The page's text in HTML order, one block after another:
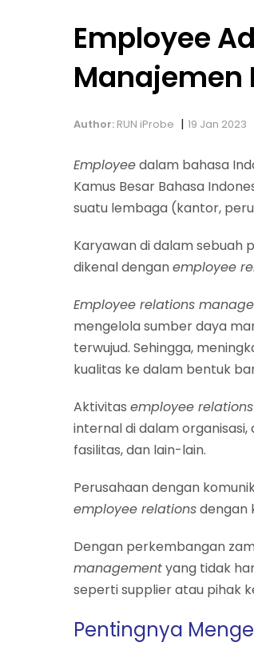
Employee
Manajemen
Author: RUN iProbe | 19 Jan 2023
Employeedalam bahasa
Kamus Besar Bahasa
suatu lembaga (kantor,
Karyawan di dalam sebuah
dikenal denganemployee
Employee relations
mengelola sumber daya
terwujud. Sehingga,
kualitas ke dalam bentuk
Aktivitas employee relations
internal di dalam
fasilitas, dan lain-lain.
Perusahaan dengan
employee relationsdengan
Dengan perkembangan
managementyang tidak
seperti supplier atau pihak
Pentingnya